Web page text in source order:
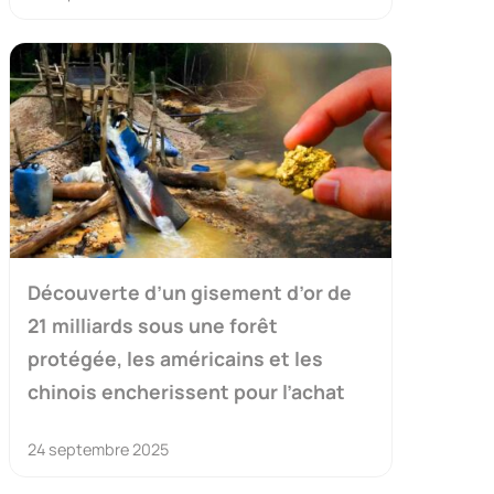
Découverte d’un gisement d’or de
21 milliards sous une forêt
protégée, les américains et les
chinois encherissent pour l’achat
24 septembre 2025